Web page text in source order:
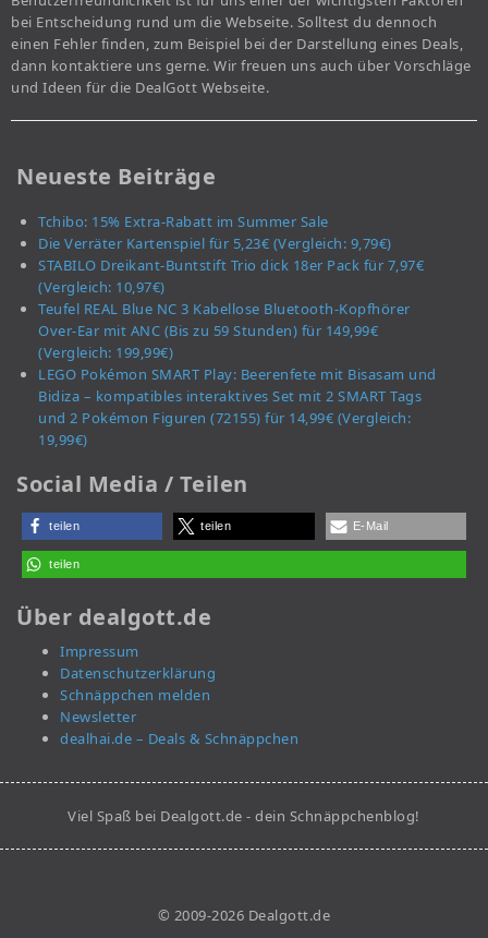
bei Entscheidung rund um die Webseite. Solltest du dennoch
einen Fehler finden, zum Beispiel bei der Darstellung eines Deals,
dann kontaktiere uns gerne. Wir freuen uns auch über Vorschläge
und Ideen für die DealGott Webseite.
Neueste Beiträge
Tchibo: 15% Extra-Rabatt im Summer Sale
Die Verräter Kartenspiel für 5,23€ (Vergleich: 9,79€)
STABILO Dreikant-Buntstift Trio dick 18er Pack für 7,97€
(Vergleich: 10,97€)
Teufel REAL Blue NC 3 Kabellose Bluetooth-Kopfhörer
Over-Ear mit ANC (Bis zu 59 Stunden) für 149,99€
(Vergleich: 199,99€)
LEGO Pokémon SMART Play: Beerenfete mit Bisasam und
Bidiza – kompatibles interaktives Set mit 2 SMART Tags
und 2 Pokémon Figuren (72155) für 14,99€ (Vergleich:
19,99€)
Social Media / Teilen
teilen teilen E-Mail
teilen
Über dealgott.de
Impressum
Datenschutzerklärung
Schnäppchen melden
Newsletter
dealhai.de – Deals & Schnäppchen
Viel Spaß bei Dealgott.de - dein Schnäppchenblog!
© 2009-2026 Dealgott.de